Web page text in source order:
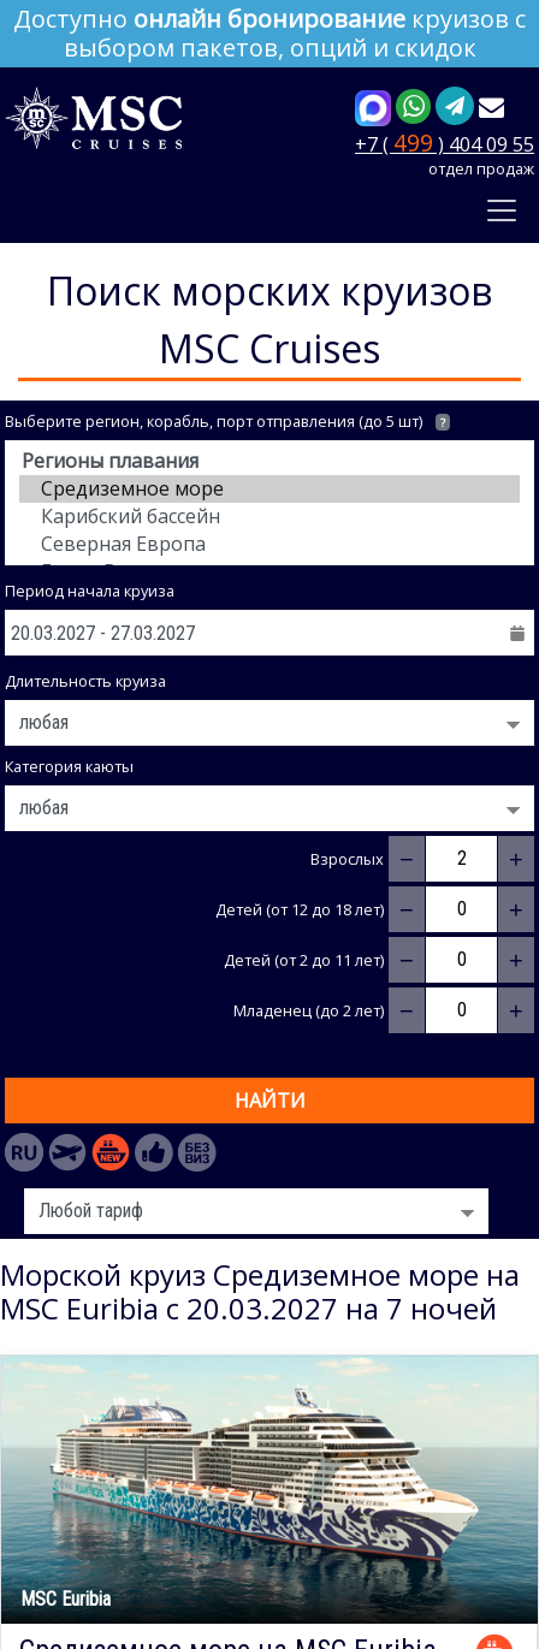
Доступно онлайн бронирование круизов с
выбором пакетов, опций и скидок
+7 ( 499 ) 404 09 55
отдел продаж
Поиск морских круизов
MSC Cruises
Выберите регион, корабль, порт отправления (до 5 шт) ?
Период начала круиза
Длительность круиза
Категория каюты
Взрослых − +
Детей (от 12 до 18 лет) − +
Детей (от 2 до 11 лет) − +
Младенец (до 2 лет) − +
НАЙТИ
Морской круиз Средиземное море на
MSC Euribia с 20.03.2027 на 7 ночей
MSC Euribia